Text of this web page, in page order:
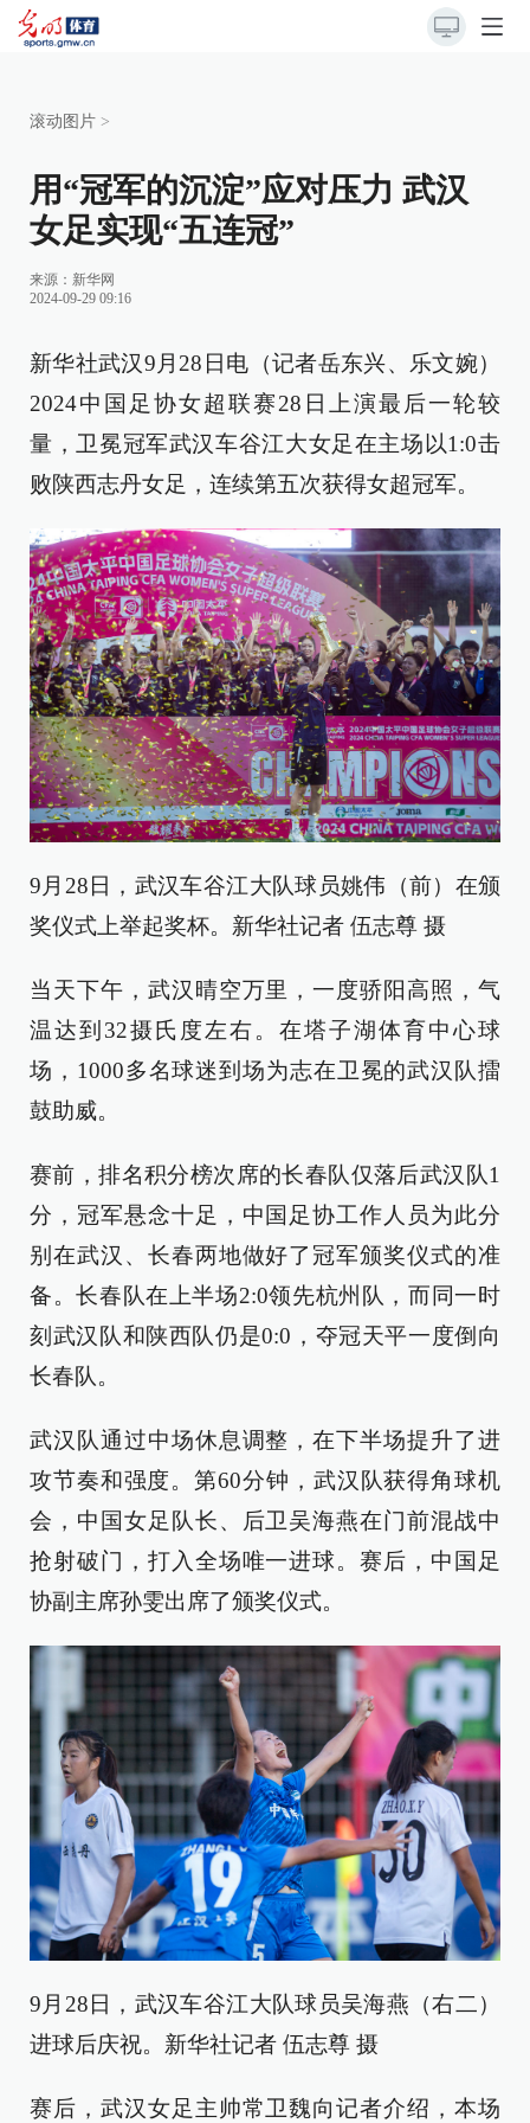
滚动图片 >
用“冠军的沉淀”应对压力 武汉
女足实现“五连冠”
来源： 新华网
2024-09-29 09:16
新华社武汉9月28日电（记者岳东兴、乐文婉）
2024中国足协女超联赛28日上演最后一轮较
量，卫冕冠军武汉车谷江大女足在主场以1:0击
败陕西志丹女足，连续第五次获得女超冠军。
9月28日，武汉车谷江大队球员姚伟（前）在颁
奖仪式上举起奖杯。新华社记者 伍志尊 摄
当天下午，武汉晴空万里，一度骄阳高照，气
温达到32摄氏度左右。在塔子湖体育中心球
场，1000多名球迷到场为志在卫冕的武汉队擂
鼓助威。
赛前，排名积分榜次席的长春队仅落后武汉队1
分，冠军悬念十足，中国足协工作人员为此分
别在武汉、长春两地做好了冠军颁奖仪式的准
备。长春队在上半场2:0领先杭州队，而同一时
刻武汉队和陕西队仍是0:0，夺冠天平一度倒向
长春队。
武汉队通过中场休息调整，在下半场提升了进
攻节奏和强度。第60分钟，武汉队获得角球机
会，中国女足队长、后卫吴海燕在门前混战中
抢射破门，打入全场唯一进球。赛后，中国足
协副主席孙雯出席了颁奖仪式。
9月28日，武汉车谷江大队球员吴海燕（右二）
进球后庆祝。新华社记者 伍志尊 摄
赛后，武汉女足主帅常卫魏向记者介绍，本场